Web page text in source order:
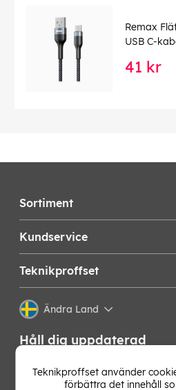
Remax
USB C-
41 kr
Sortiment
Kundservice
Teknikproffset
Ändra Land
Håll dig uppdaterad
Få de senaste nyheterna,
bästa tipsen från oss direkt i din
Teknikproffset använder
förbättra det innehåll